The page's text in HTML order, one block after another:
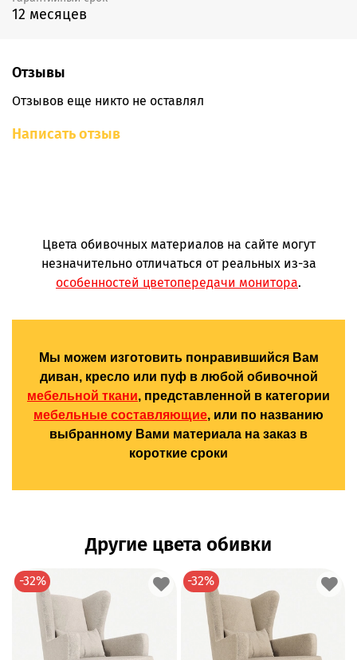
12 месяцев
Отзывы
Отзывов еще никто не оставлял
Написать отзыв
Цвета обивочных материалов на сайте могут
незначительно отличаться от реальных из-за
особенностей цветопередачи монитора.
Мы можем изготовить понравившийся Вам
диван, кресло или пуф в любой обивочной
мебельной ткани, представленной в категории
мебельные составляющие, или по названию
выбранному Вами материала на заказ в
короткие сроки
Другие цвета обивки
-32% -32%